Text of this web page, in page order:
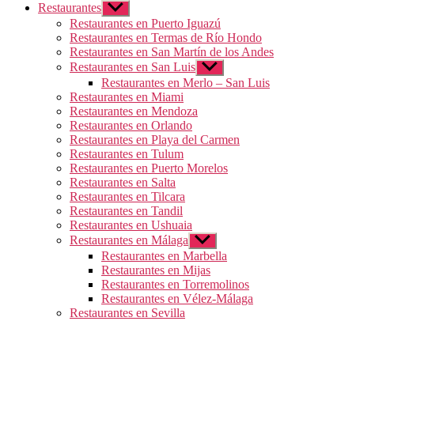
Restaurantes Mostrar
el
submenú
Restaurantes en Puerto Iguazú
Restaurantes en Termas de Río Hondo
Restaurantes en San Martín de los Andes
Restaurantes en San Luis Mostrar
el
submenú
Restaurantes en Merlo – San Luis
Restaurantes en Miami
Restaurantes en Mendoza
Restaurantes en Orlando
Restaurantes en Playa del Carmen
Restaurantes en Tulum
Restaurantes en Puerto Morelos
Restaurantes en Salta
Restaurantes en Tilcara
Restaurantes en Tandil
Restaurantes en Ushuaia
Restaurantes en Málaga Mostrar
el
submenú
Restaurantes en Marbella
Restaurantes en Mijas
Restaurantes en Torremolinos
Restaurantes en Vélez-Málaga
Restaurantes en Sevilla